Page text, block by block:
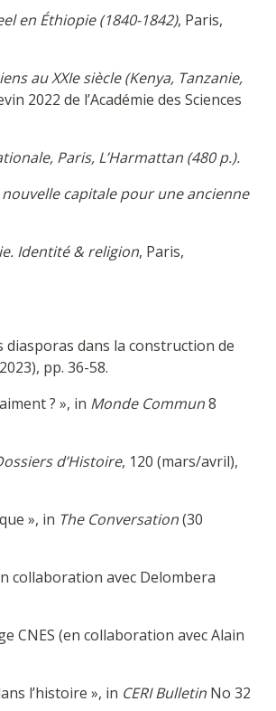
en Éthiopie (1840-1842), Paris,
au XXIe siècle (Kenya, Tanzanie,
2022 de l’Académie des Sciences
Paris, L’Harmattan (480 p.).
capitale pour une ancienne
Identité & religion, Paris,
diasporas dans la construction de
pp. 36-58.
? », in Monde Commun8
d’Histoire, 120 (mars/avril),
», in The Conversation(30
collaboration avec Delombera
CNES (en collaboration avec Alain
l’histoire », in CERI Bulletin No 32